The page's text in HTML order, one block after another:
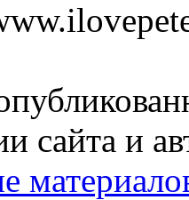
сайта и